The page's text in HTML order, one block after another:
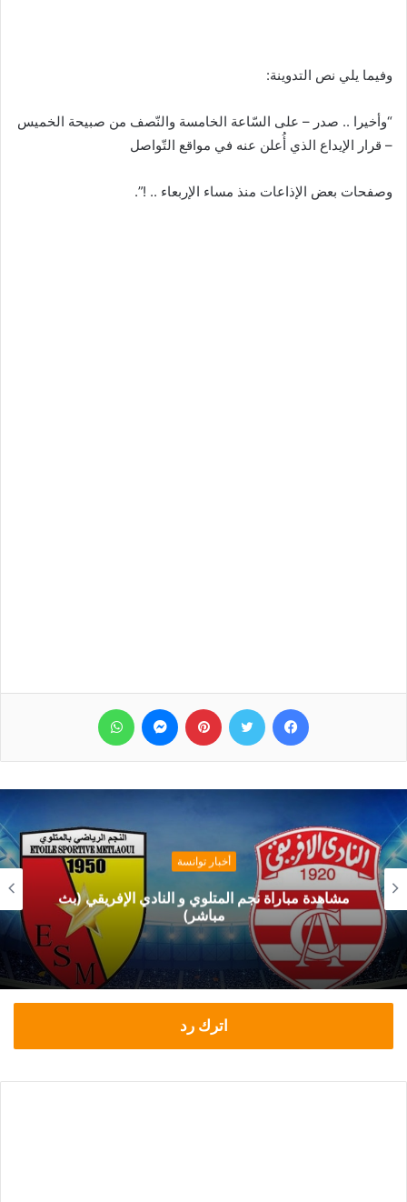
وفيما يلي نص التدوينة:
“وأخيرا .. صدر – على السّاعة الخامسة والنّصف من صبيحة الخميس
– قرار الإيداع الذي أُعلن عنه في مواقع التّواصل
وصفحات بعض الإذاعات منذ مساء الإربعاء .. !”.
فيسبوك تويتر بينتيريست ماسنجر
أخبار توانسة
مشاهدة مباراة نجم المتلوي و النادي الإفريقي (بث
مباشر)
اترك رد